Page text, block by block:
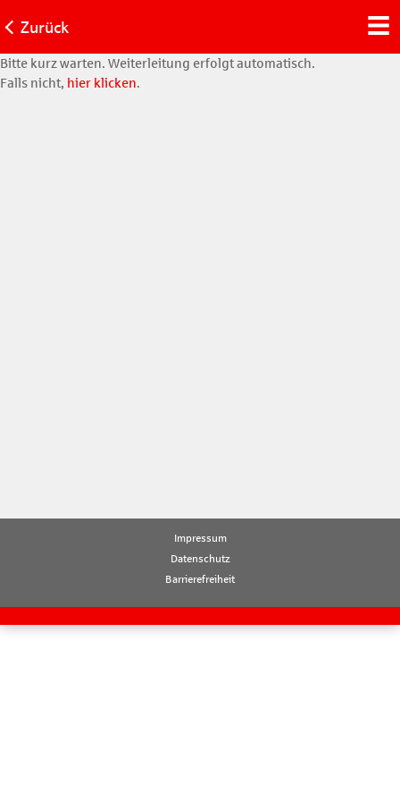
Zurück
Bitte kurz warten. Weiterleitung erfolgt automatisch.
Falls nicht, hier klicken.
Impressum
Datenschutz
Barrierefreiheit